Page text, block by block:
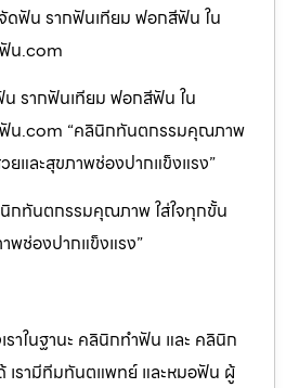
ฟัน รากฟันเทียม ฟอกสีฟัน ใน
น.com
รากฟันเทียม ฟอกสีฟัน ใน
น.com “คลินิกทันตกรรมคุณภาพ
และสุขภาพช่องปากแข็งแรง”
กทันตกรรมคุณภาพ ใส่ใจทุกขั้น
พช่องปากแข็งแรง”
าในฐานะ คลินิกทำฟัน และ คลินิก
เรามีทีมทันตแพทย์ และหมอฟัน ผู้